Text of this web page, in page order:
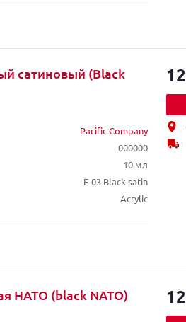
сатиновый (Black
Pacific Company
000000
10 мл
F-03 Black satin
Acrylic
НАТО (black NATO)